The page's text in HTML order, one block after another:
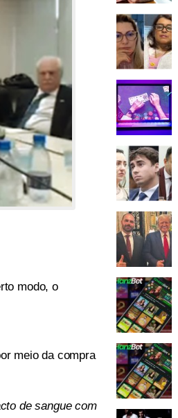
modo, o
meio da compra
de sangue com